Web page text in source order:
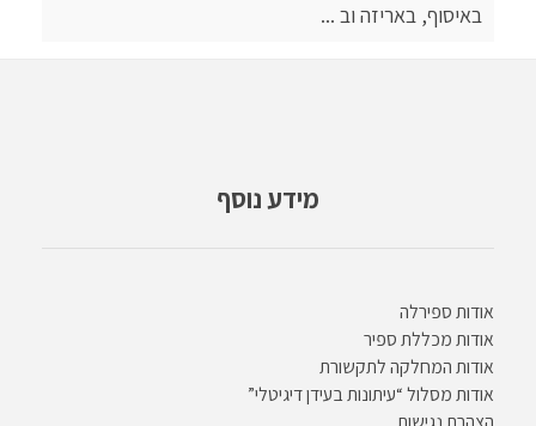
באיסוף, באריזה וב ...
מידע נוסף
אודות ספירלה
אודות מכללת ספיר
אודות המחלקה לתקשורת
אודות מסלול “עיתונות בעידן דיגיטלי”